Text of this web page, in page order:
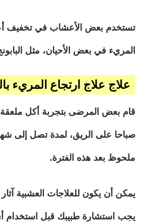
تستخدم بعض الأعشاب في تخفيف
المريء في بعض الأحيان، مثل
علاج علاج ارتجاع المريء
قام بعض المرضى بتجربة أكل
صباحا على الريق، لمدة تصل إلى
ملحوظ بعد هذه الفترة.
يمكن أن يكون للعلاجات العشبية
يجب استشارة طبيبك قبل استخدام